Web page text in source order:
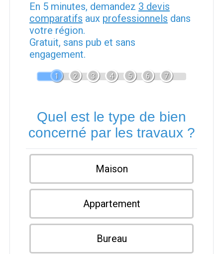
En 5 minutes, demandez 3 devis
comparatifs aux professionnels dans
votre région.
Gratuit, sans pub et sans
engagement.
1 2 3 4 5 6 7
Quel est le type de bien
concerné par les travaux ?
Maison
Appartement
Bureau